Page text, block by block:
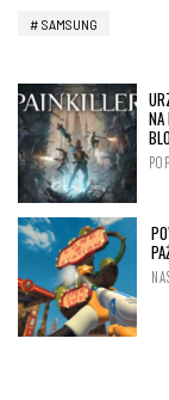
SAMSUNG